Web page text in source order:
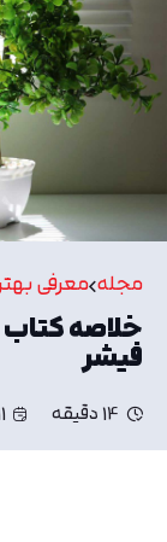
مجله معرفی
خلاصه کتاب
فیشر
14 دقیقه 11